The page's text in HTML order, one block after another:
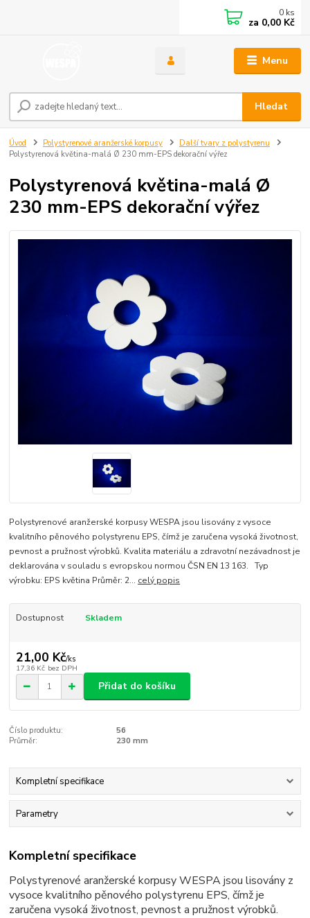
Menu
Hledat
0 ks
za 0,00 Kč
Úvod Polystyrenové aranžerské korpusy
Další tvary z polystyrenu
Polystyrenová květina-malá Ø 230 mm-EPS dekorační výřez
Polystyrenová květina-malá Ø
230 mm-EPS dekorační výřez
Polystyrenové aranžerské korpusy WESPA jsou lisovány z vysoce
kvalitního pěnového polystyrenu EPS, čímž je zaručena vysoká životnost,
pevnost a pružnost výrobků. Kvalita materiálu a zdravotní nezávadnost je
deklarována v souladu s evropskou normou ČSN EN 13 163. Typ
výrobku: EPS květina Průměr: 2... celý popis
Dostupnost Skladem
21,00 Kč/ks
17,36 Kč bez DPH
Přidat do košíku
Číslo produktu:
56
Průměr:
230 mm
Kompletní specifikace
Parametry
Kompletní specifikace
Polystyrenové aranžerské korpusy WESPA jsou lisovány z
vysoce kvalitního pěnového polystyrenu EPS, čímž je
zaručena vysoká životnost, pevnost a pružnost výrobků.